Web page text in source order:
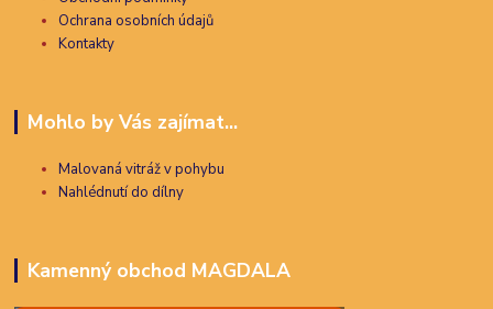
Ochrana osobních údajů
Kontakty
Mohlo by Vás zajímat...
Malovaná vitráž v pohybu
Nahlédnutí do dílny
Kamenný obchod MAGDALA